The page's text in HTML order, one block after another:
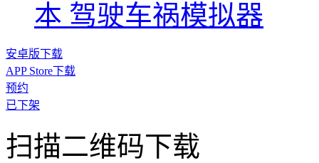
本 驾驶车祸模拟器
安卓版下载
APP Store下载
预约
已下架
扫描二维码下载